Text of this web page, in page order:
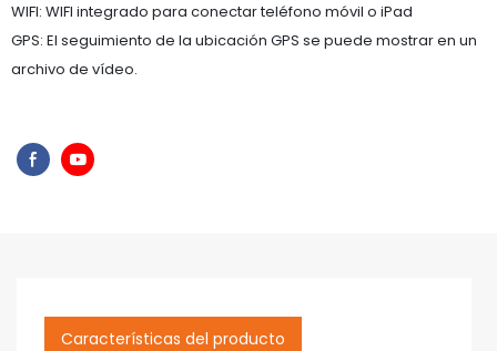
WIFI: WIFI integrado para conectar teléfono móvil o iPad
GPS: El seguimiento de la ubicación GPS se puede mostrar en un
archivo de vídeo.
Características del producto